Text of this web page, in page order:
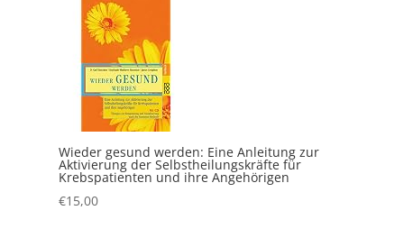
Wieder gesund werden: Eine Anleitung zur
Aktivierung der Selbstheilungskräfte für
Krebspatienten und ihre Angehörigen
€15,00